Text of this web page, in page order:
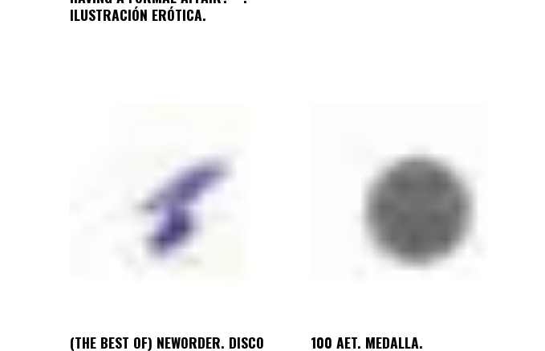
ILUSTRACIÓN ERÓTICA.
(THE BEST OF) NEWORDER. DISCO
100 AET. MEDALLA.